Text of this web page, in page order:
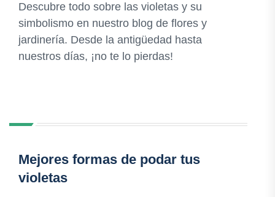
Descubre todo sobre las violetas y su
simbolismo en nuestro blog de flores y
jardinería. Desde la antigüedad hasta
nuestros días, ¡no te lo pierdas!
Mejores formas de podar tus
violetas